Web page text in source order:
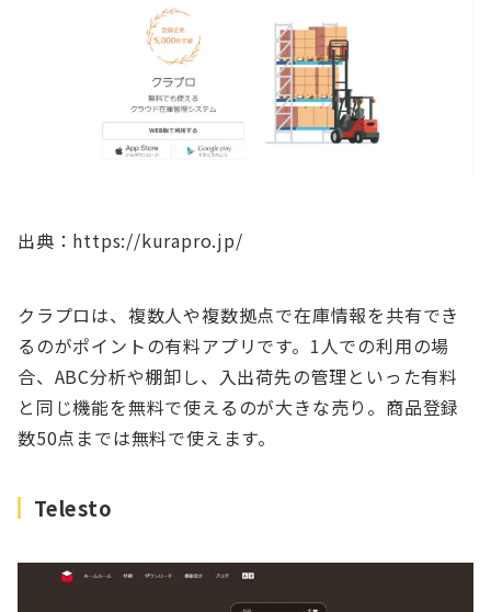
出典：https://kurapro.jp/
クラプロは、複数人や複数拠点で在庫情報を共有でき
るのがポイントの有料アプリです。1人での利用の場
合、ABC分析や棚卸し、入出荷先の管理といった有料
と同じ機能を無料で使えるのが大きな売り。商品登録
数50点までは無料で使えます。
Telesto